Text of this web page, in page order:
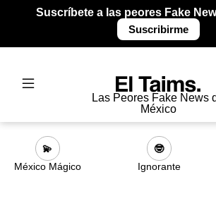
Suscríbete a las peores Fake
Suscribirme
Las Peores Fake News
México
💫
México Mágico
🤓
Ignorante